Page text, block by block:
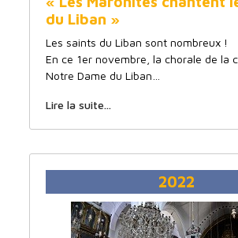
du Liban »
Les saints du Liban sont nombreux !
En ce 1er novembre, la chorale de la
Notre Dame du Liban…
Lire la suite...
2022